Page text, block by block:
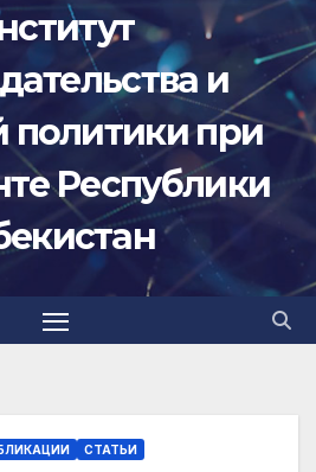
и
политики при
Республики
СТАТЬИ